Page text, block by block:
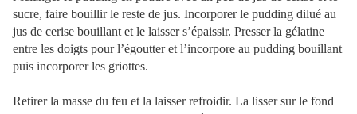
sucre, faire bouillir le reste de jus. Incorporer le pudding dilué au
jus de cerise bouillant et le laisser s’épaissir. Presser la gélatine
entre les doigts pour l’égoutter et l’incorpore au pudding bouillant
puis incorporer les griottes.
Retirer la masse du feu et la laisser refroidir. La lisser sur le fond